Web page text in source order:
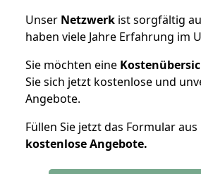
Unser Netzwerk ist sorgfältig
haben viele Jahre Erfahrung im
Sie möchten eine
Sie sich jetzt kostenlose und
Angebote.
Füllen Sie jetzt das Formular
kostenloseAngebote.